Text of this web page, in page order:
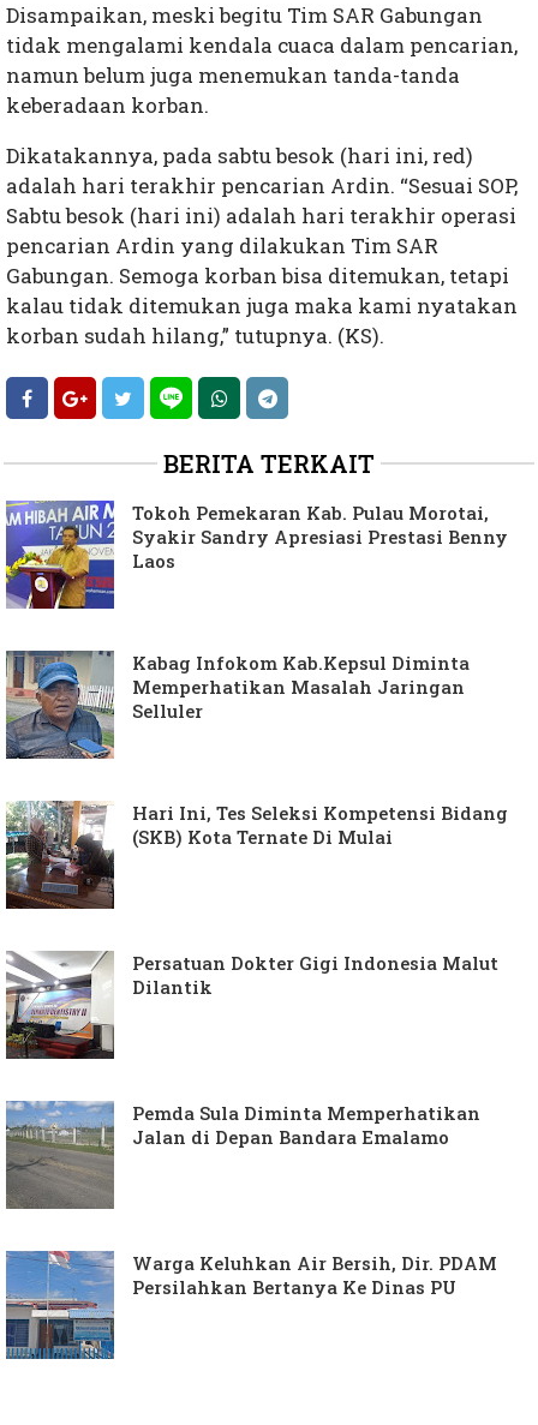
Disampaikan, meski begitu Tim SAR Gabungan
tidak mengalami kendala cuaca dalam pencarian,
namun belum juga menemukan tanda-tanda
keberadaan korban.
Dikatakannya, pada sabtu besok (hari ini, red)
adalah hari terakhir pencarian Ardin. “Sesuai SOP,
Sabtu besok (hari ini) adalah hari terakhir operasi
pencarian Ardin yang dilakukan Tim SAR
Gabungan. Semoga korban bisa ditemukan, tetapi
kalau tidak ditemukan juga maka kami nyatakan
korban sudah hilang,” tutupnya. (KS).
BERITA TERKAIT
Tokoh Pemekaran Kab. Pulau Morotai,
Syakir Sandry Apresiasi Prestasi Benny
Laos
Kabag Infokom Kab.Kepsul Diminta
Memperhatikan Masalah Jaringan
Selluler
Hari Ini, Tes Seleksi Kompetensi Bidang
(SKB) Kota Ternate Di Mulai
Persatuan Dokter Gigi Indonesia Malut
Dilantik
Pemda Sula Diminta Memperhatikan
Jalan di Depan Bandara Emalamo
Warga Keluhkan Air Bersih, Dir. PDAM
Persilahkan Bertanya Ke Dinas PU